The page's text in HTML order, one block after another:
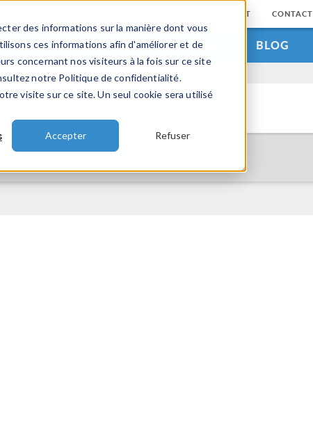
des informations sur la manière dont vous
ces informations afin d'améliorer et de
concernant nos visiteurs à la fois sur ce site
notre Politique de confidentialité.
visite sur ce site. Un seul cookie sera utilisé
Accepter Refuser
SUPPORT CONTACT
VIDEOS EVENEMENTS BLOG